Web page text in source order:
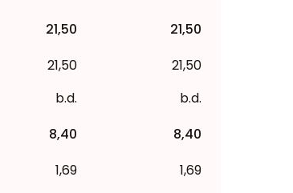
21,50
21,50
21,50
21,50
b.d.
b.d.
8,40
8,40
1,69
1,69